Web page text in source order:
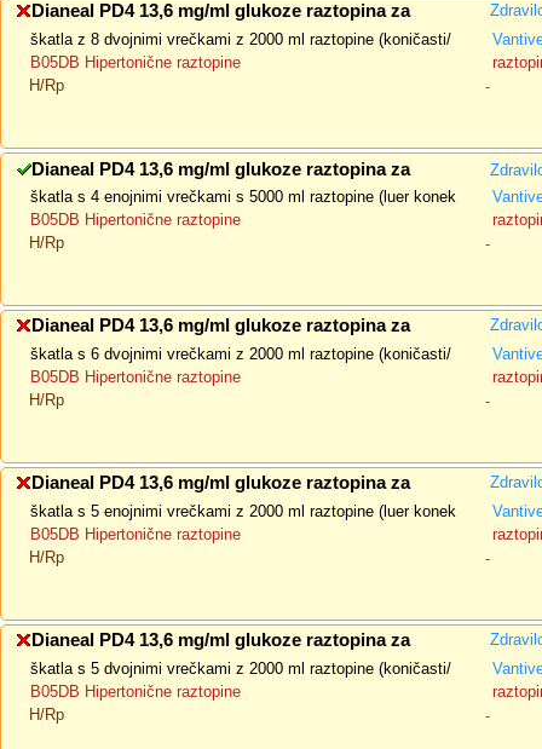
Dianeal PD4 13,6 mg/ml glukoze raztopina za
škatla z 8 dvojnimi vrečkami z 2000 ml raztopine (koničasti/
B05DB Hipertonične raztopine
H/Rp
-
Dianeal PD4 13,6 mg/ml glukoze raztopina za
škatla s 4 enojnimi vrečkami s 5000 ml raztopine (luer konek
B05DB Hipertonične raztopine
H/Rp
-
Dianeal PD4 13,6 mg/ml glukoze raztopina za
škatla s 6 dvojnimi vrečkami z 2000 ml raztopine (koničasti/
B05DB Hipertonične raztopine
H/Rp
-
Dianeal PD4 13,6 mg/ml glukoze raztopina za
škatla s 5 enojnimi vrečkami z 2000 ml raztopine (luer konek
B05DB Hipertonične raztopine
H/Rp
-
Dianeal PD4 13,6 mg/ml glukoze raztopina za
škatla s 5 dvojnimi vrečkami z 2000 ml raztopine (koničasti/
B05DB Hipertonične raztopine
H/Rp
-